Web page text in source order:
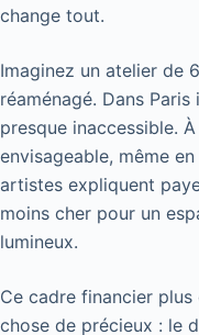
change tout.
Imaginez un atelier de
réaménagé. Dans
presque inaccessible.
envisageable, même
artistes expliquent
moins cher pour un
lumineux.
Ce cadre financier
chose de précieux : le